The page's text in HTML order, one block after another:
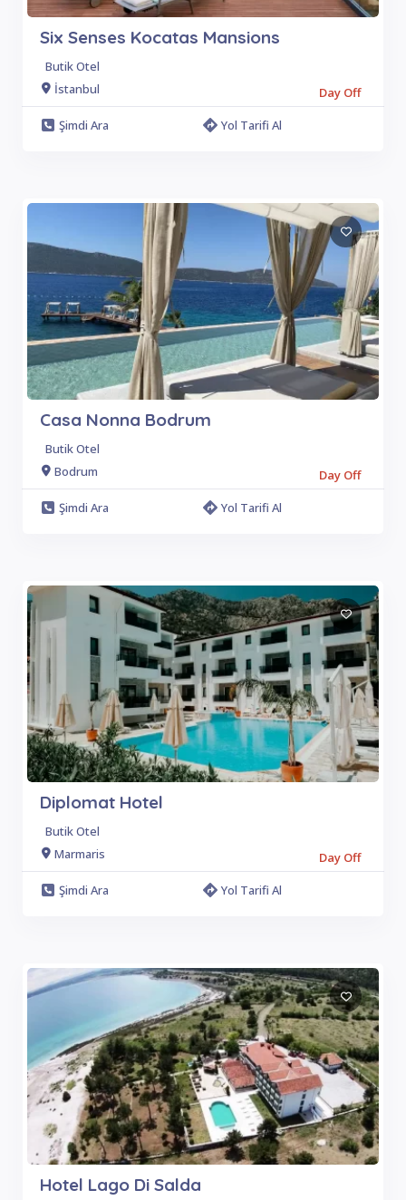
Six Senses Kocatas Mansions
Butik Otel
İstanbul
Day Off
Şimdi Ara
Yol Tarifi Al
Casa Nonna Bodrum
Butik Otel
Bodrum
Day Off
Şimdi Ara
Yol Tarifi Al
Diplomat Hotel
Butik Otel
Marmaris
Day Off
Şimdi Ara
Yol Tarifi Al
Hotel Lago Di Salda